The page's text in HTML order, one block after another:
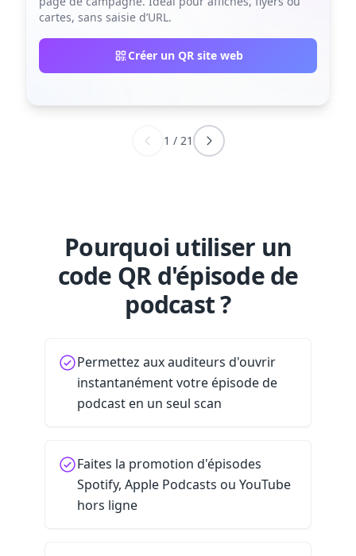
cartes, sans saisie d’URL.
Créer un QR site web
1 / 21
Pourquoi utiliser un
code QR d'épisode de
podcast ?
Permettez aux auditeurs d'ouvrir
instantanément votre épisode de
podcast en un seul scan
Faites la promotion d'épisodes
Spotify, Apple Podcasts ou YouTube
hors ligne